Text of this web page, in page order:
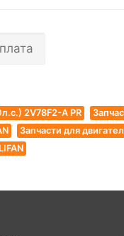
2V78F2-A PR
Запчасти для